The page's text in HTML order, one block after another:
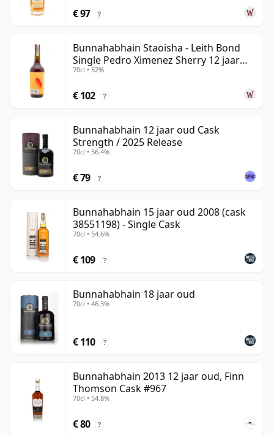
€ 97 ?
Bunnahabhain Staoisha - Leith Bond
Single Pedro Ximenez Sherry 12 jaar
oud
70cl • 52%
€ 102 ?
Bunnahabhain 12 jaar oud Cask
Strength / 2025 Release
70cl • 56.4%
€ 79 ?
Bunnahabhain 15 jaar oud 2008 (cask
38551198) - Single Cask
70cl • 54.6%
€ 109 ?
Bunnahabhain 18 jaar oud
70cl • 46.3%
€ 110 ?
Bunnahabhain 2013 12 jaar oud, Finn
Thomson Cask #967
70cl • 54.8%
€ 80 ?